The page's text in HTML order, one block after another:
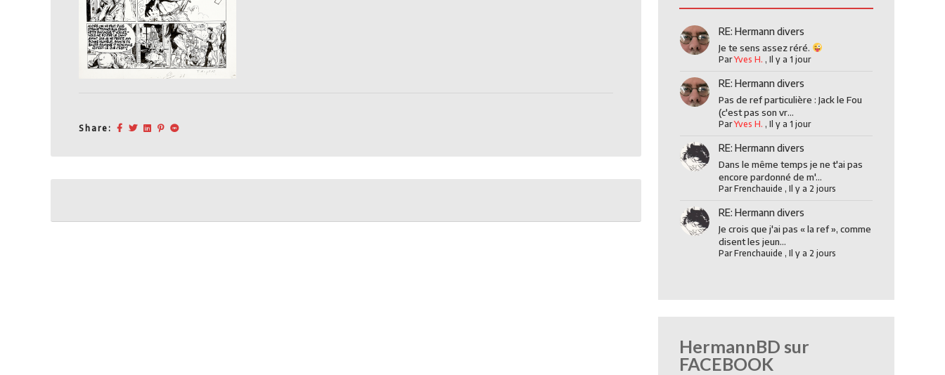
Share:
Post
RE: Hermann divers
Je te sens assez réré.
ParYves H. , Il y a 1 jour
RE: Hermann divers
Pas de ref particulière : Jack le Fou
(c'est pas son vr...
ParYves H. , Il y a 1 jour
RE: Hermann divers
Dans le même temps je ne t'ai pas
encore pardonné de m'...
ParFrenchauide , Il y a 2 jours
RE: Hermann divers
Je crois que j'ai pas « la ref », comme
disent les jeun...
ParFrenchauide , Il y a 2 jours
HermannBD sur
FACEBOOK